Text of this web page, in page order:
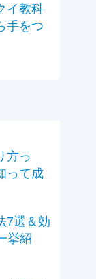
イ教科
手をつ
方っ
って成
7選＆効
挙紹